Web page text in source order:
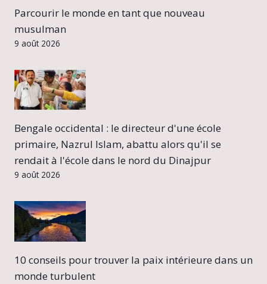
Parcourir le monde en tant que nouveau
musulman
9 août 2026
Bengale occidental : le directeur d'une école
primaire, Nazrul Islam, abattu alors qu'il se
rendait à l'école dans le nord du Dinajpur
9 août 2026
10 conseils pour trouver la paix intérieure dans un
monde turbulent